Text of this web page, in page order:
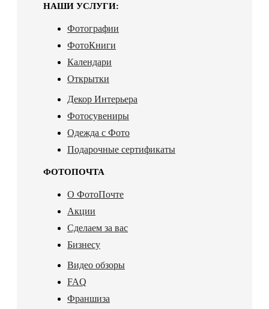
НАШИ УСЛУГИ:
Фотографии
ФотоКниги
Календари
Открытки
Декор Интерьера
Фотосувениры
Одежда с Фото
Подарочные сертификаты
ФОТОПОЧТА
О ФотоПочте
Акции
Сделаем за вас
Бизнесу
Видео обзоры
FAQ
Франшиза